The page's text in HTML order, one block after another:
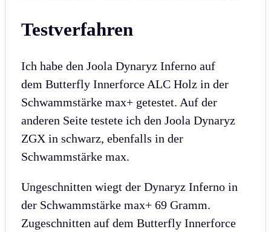
Testverfahren
Ich habe den Joola Dynaryz Inferno auf
dem Butterfly Innerforce ALC Holz in der
Schwammstärke max+ getestet. Auf der
anderen Seite testete ich den Joola Dynaryz
ZGX in schwarz, ebenfalls in der
Schwammstärke max.
Ungeschnitten wiegt der Dynaryz Inferno in
der Schwammstärke max+ 69 Gramm.
Zugeschnitten auf dem Butterfly Innerforce